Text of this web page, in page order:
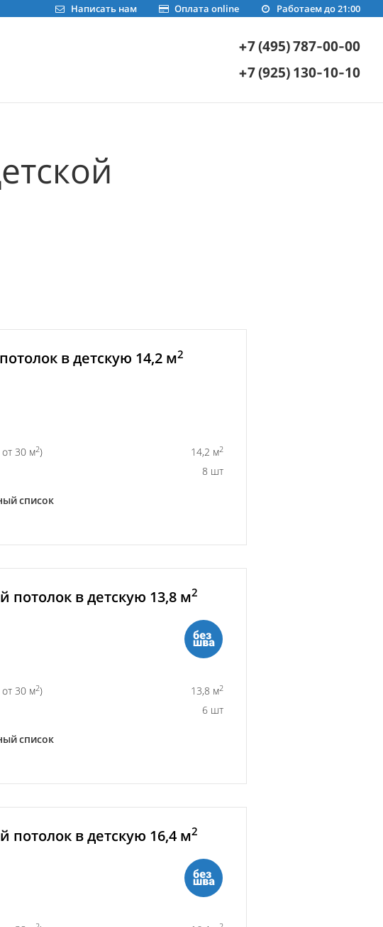
Работаем до 21:00
Оплата online
Написать нам
+7 (495) 787-00-00
+7 (925) 130-10-10
в детскую 14,2 м2
30 м2) 14,2 м2
8 шт
список
потолок в детскую 13,8 м2
30 м2) 13,8 м2
6 шт
список
потолок в детскую 16,4 м2